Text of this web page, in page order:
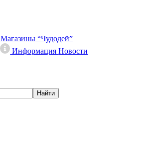
Магазины “Чудодей”
ИнформацияНовости
Найти